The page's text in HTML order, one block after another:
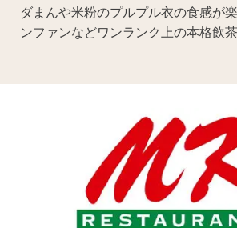
ダまんや米粉のプルプル衣の食感が
ンファンなどワンランク上の本格飲